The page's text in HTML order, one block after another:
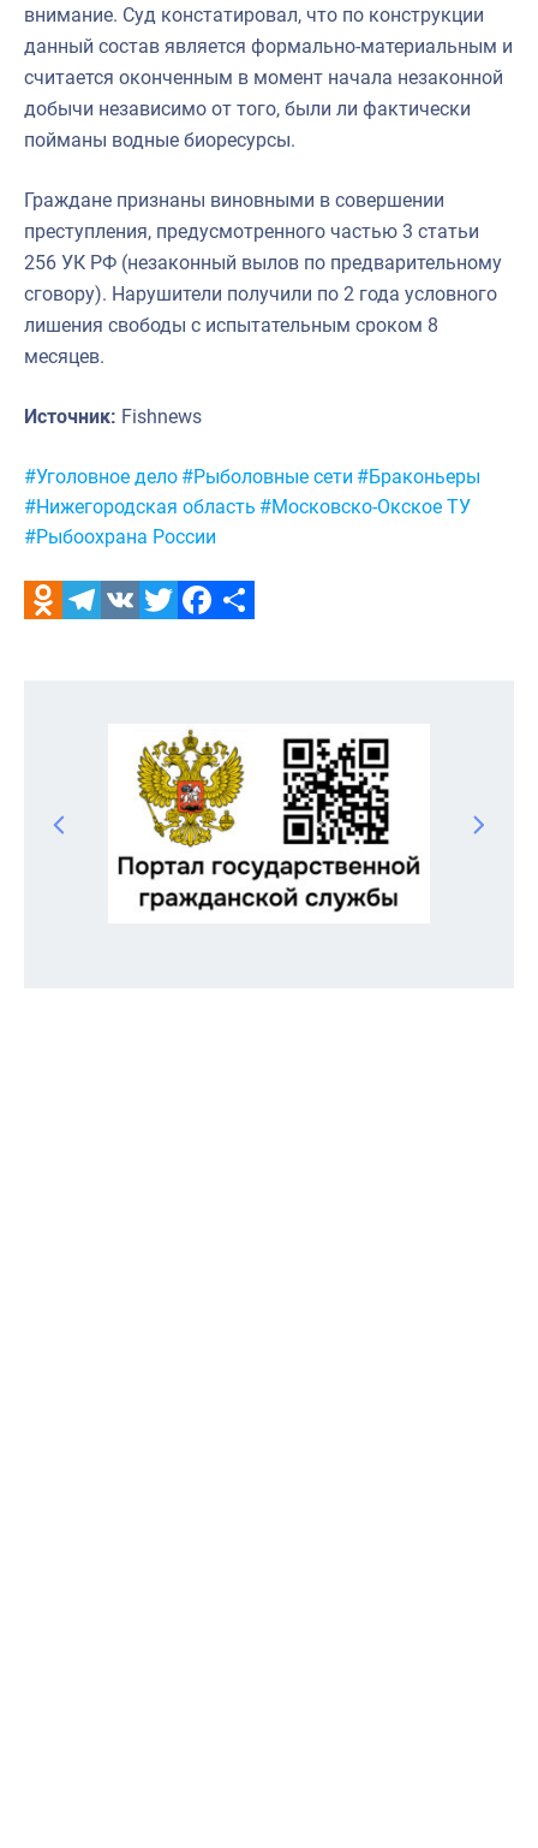
внимание. Суд констатировал, что по конструкции
данный состав является формально-материальным и
считается оконченным в момент начала незаконной
добычи независимо от того, были ли фактически
пойманы водные биоресурсы.
Граждане признаны виновными в совершении
преступления, предусмотренного частью 3 статьи
256 УК РФ (незаконный вылов по предварительному
сговору). Нарушители получили по 2 года условного
лишения свободы с испытательным сроком 8
месяцев.
Источник: Fishnews
Метки:
#Уголовное дело #Рыболовные сети #Браконьеры
#Нижегородская область #Московско-Окское ТУ
#Рыбоохрана России